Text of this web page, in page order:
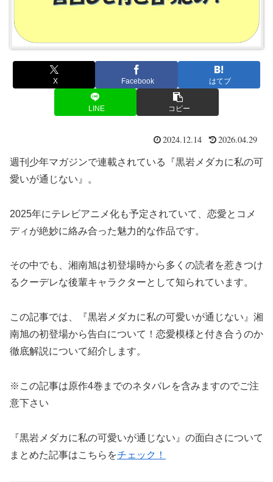
X Facebook はてブ
LINE コピー
2024.12.14 2026.04.29
週刊少年マガジンで連載されている『黒岩メダカに私の可
愛いが通じない』。
2025年にテレビアニメ化も予定されていて、恋愛とコメ
ディが絶妙に絡み合った魅力的な作品です。
その中でも、湘南旭は初登場時から多くの読者を惹きつけ
るクーデレな後輩キャラクターとして知られています。
この記事では、『黒岩メダカに私の可愛いが通じない』湘
南旭の初登場から告白について！恋愛模様と付き合うのか
徹底解説について紹介します。
※この記事は原作4巻までのネタバレを含みますのでご注
意下さい
『黒岩メダカに私の可愛いが通じない』の面白さについて
まとめた記事はこちらをチェック！